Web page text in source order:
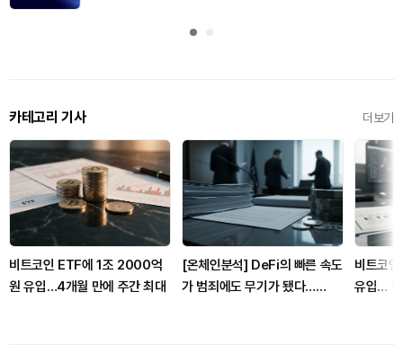
카테고리 기사 더보기
비트코인 ETF에 1조 2000억
원 유입…4개월 만에 주간 최대
[온체인분석] DeFi의 빠른 속도
가 범죄에도 무기가 됐다…
비트코
유입… 셀